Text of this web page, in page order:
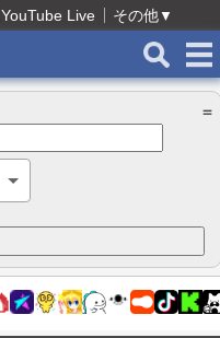
YouTube Live その他▼
＝